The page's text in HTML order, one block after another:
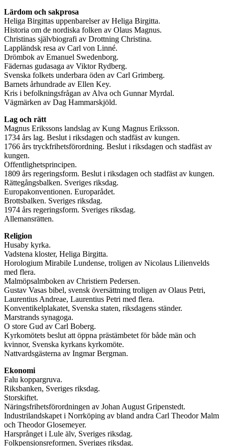
Lärdom och sakprosa
Heliga Birgittas uppenbarelser av Heliga Birgitta.
Historia om de nordiska folken av Olaus Magnus.
Christinas självbiografi av Drottning Christina.
Lappländsk resa av Carl von Linné.
Drömbok av Emanuel Swedenborg.
Fädernas gudasaga av Viktor Rydberg.
Svenska folkets underbara öden av Carl Grimberg.
Barnets århundrade av Ellen Key.
Kris i befolkningsfrågan av Alva och Gunnar Myrdal.
Vägmärken av Dag Hammarskjöld.
Lag och rätt
Magnus Erikssons landslag av Kung Magnus Eriksson.
1734 års lag. Beslut i riksdagen och stadfäst av kungen.
1766 års tryckfrihetsförordning. Beslut i riksdagen och stadfäst av
kungen.
Offentlighetsprincipen.
1809 års regeringsform. Beslut i riksdagen och stadfäst av kungen.
Rättegångsbalken. Sveriges riksdag.
Europakonventionen. Europarådet.
Brottsbalken. Sveriges riksdag.
1974 års regeringsform. Sveriges riksdag.
Allemansrätten.
Religion
Husaby kyrka.
Vadstena kloster, Heliga Birgitta.
Horologium Mirabile Lundense, troligen av Nicolaus Lilienvelds
med flera.
Malmöpsalmboken av Christiern Pedersen.
Gustav Vasas bibel, svensk översättning troligen av Olaus Petri,
Laurentius Andreae, Laurentius Petri med flera.
Konventikelplakatet, Svenska staten, riksdagens ständer.
Marstrands synagoga.
O store Gud av Carl Boberg.
Kyrkomötets beslut att öppna prästämbetet för både män och
kvinnor, Svenska kyrkans kyrkomöte.
Nattvardsgästerna av Ingmar Bergman.
Ekonomi
Falu koppargruva.
Riksbanken, Sveriges riksdag.
Storskiftet.
Näringsfrihetsförordningen av Johan August Gripenstedt.
Industrilandskapet i Norrköping av bland andra Carl Theodor Malm
och Theodor Glosemeyer.
Harsprånget i Lule älv, Sveriges riksdag.
Folkpensionsreformen, Sveriges riksdag.